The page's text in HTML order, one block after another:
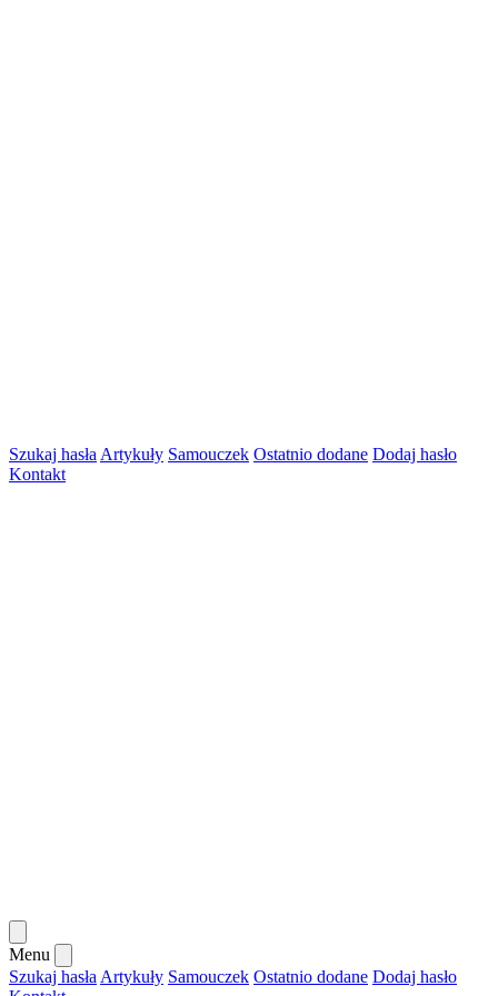
Szukaj hasła Artykuły Samouczek Ostatnio dodane Dodaj hasło
Kontakt
Menu
Szukaj hasła Artykuły Samouczek Ostatnio dodane Dodaj hasło